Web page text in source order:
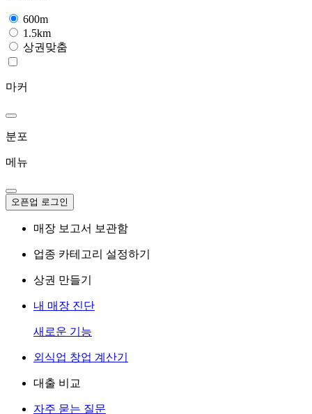
600m
1.5km
상권맞춤
마커
분포
메뉴
오픈업 로그인
매장 보고서 보관함
업종 카테고리 설정하기
상권 만들기
내 매장 진단
새로운 기능
외식업 창업 계산기
대출 비교
자주 묻는 질문